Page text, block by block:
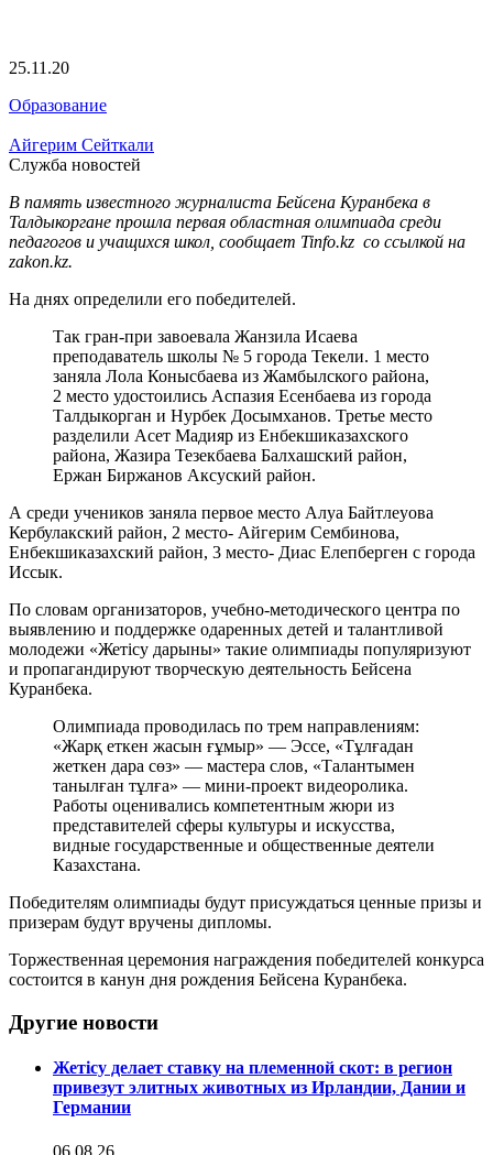
25.11.20
Образование
Айгерим Сейткали
Служба новостей
В память известного журналиста Бейсена Куранбека в
Талдыкоргане прошла первая областная олимпиада среди
педагогов и учащихся школ, сообщает Tinfo.kz со ссылкой на
zakon.kz.
На днях определили его победителей.
Так гран-при завоевала Жанзила Исаева
преподаватель школы № 5 города Текели. 1 место
заняла Лола Конысбаева из Жамбылского района,
2 место удостоились Аспазия Есенбаева из города
Талдыкорган и Нурбек Досымханов. Третье место
разделили Асет Мадияр из Енбекшиказахского
района, Жазира Тезекбаева Балхашский район,
Ержан Биржанов Аксуский район.
А среди учеников заняла первое место Алуа Байтлеуова
Кербулакский район, 2 место- Айгерим Сембинова,
Енбекшиказахский район, 3 место- Диас Елепберген с города
Иссык.
По словам организаторов, учебно-методического центра по
выявлению и поддержке одаренных детей и талантливой
молодежи «Жетісу дарыны» такие олимпиады популяризуют
и пропагандируют творческую деятельность Бейсена
Куранбека.
Олимпиада проводилась по трем направлениям:
«Жарқ еткен жасын ғұмыр» — Эссе, «Тұлғадан
жеткен дара сөз» — мастера слов, «Талантымен
танылған тұлға» — мини-проект видеоролика.
Работы оценивались компетентным жюри из
представителей сферы культуры и искусства,
видные государственные и общественные деятели
Казахстана.
Победителям олимпиады будут присуждаться ценные призы и
призерам будут вручены дипломы.
Торжественная церемония награждения победителей конкурса
состоится в канун дня рождения Бейсена Куранбека.
Другие новости
Жетісу делает ставку на племенной скот: в регион
привезут элитных животных из Ирландии, Дании и
Германии
06.08.26